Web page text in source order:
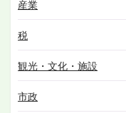
産業
税
観光・文化・施設
市政